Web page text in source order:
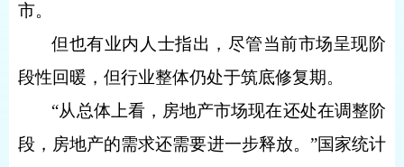
市。
但也有业内人士指出，尽管当前市场呈现阶
段性回暖，但行业整体仍处于筑底修复期。
“从总体上看，房地产市场现在还处在调整阶
段，房地产的需求还需要进一步释放。”国家统计